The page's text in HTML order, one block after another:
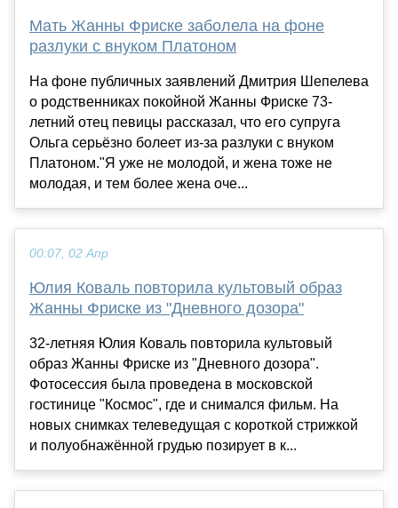
Мать Жанны Фриске заболела на фоне
разлуки с внуком Платоном
На фоне публичных заявлений Дмитрия Шепелева
о родственниках покойной Жанны Фриске 73-
летний отец певицы рассказал, что его супруга
Ольга серьёзно болеет из-за разлуки с внуком
Платоном."Я уже не молодой, и жена тоже не
молодая, и тем более жена оче...
00:07, 02 Апр
Юлия Коваль повторила культовый образ
Жанны Фриске из "Дневного дозора"
32-летняя Юлия Коваль повторила культовый
образ Жанны Фриске из "Дневного дозора".
Фотосессия была проведена в московской
гостинице "Космос", где и снимался фильм. На
новых снимках телеведущая с короткой стрижкой
и полуобнажённой грудью позирует в к...